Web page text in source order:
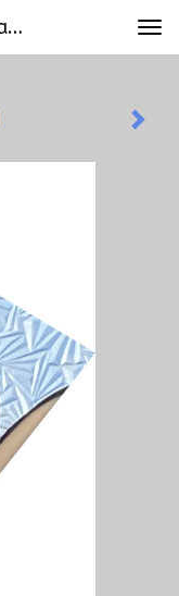
Stijn StWtS Wuytens - Tweet (paars)